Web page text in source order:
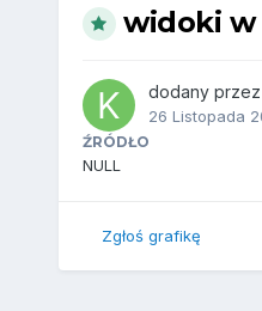
widoki w
dodany przez
26 Listopada
ŹRÓDŁO
NULL
Zgłoś grafikę